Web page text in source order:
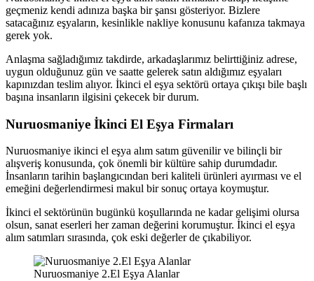
geçmeniz kendi adınıza başka bir şansı gösteriyor. Bizlere
satacağınız eşyaların, kesinlikle nakliye konusunu kafanıza takmaya
gerek yok.
Anlaşma sağladığımız takdirde, arkadaşlarımız belirttiğiniz adrese,
uygun olduğunuz gün ve saatte gelerek satın aldığımız eşyaları
kapınızdan teslim alıyor. İkinci el eşya sektörü ortaya çıkışı bile başlı
başına insanların ilgisini çekecek bir durum.
Nuruosmaniye İkinci El Eşya Firmaları
Nuruosmaniye ikinci el eşya alım satım güvenilir ve bilinçli bir
alışveriş konusunda, çok önemli bir kültüre sahip durumdadır.
İnsanların tarihin başlangıcından beri kaliteli ürünleri ayırması ve el
emeğini değerlendirmesi makul bir sonuç ortaya koymuştur.
İkinci el sektörünün bugünkü koşullarında ne kadar gelişimi olursa
olsun, sanat eserleri her zaman değerini korumuştur. İkinci el eşya
alım satımları sırasında, çok eski değerler de çıkabiliyor.
Nuruosmaniye 2.El Eşya Alanlar